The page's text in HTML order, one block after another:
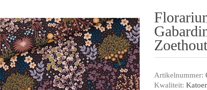
Artikelnummer:
Kwaliteit: